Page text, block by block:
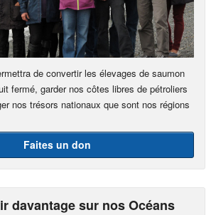
de convertir les élevages de saumon
fermé, garder nos côtes libres de pétroliers
nos trésors nationaux que sont nos régions
Faites un don
davantage sur nos Océans